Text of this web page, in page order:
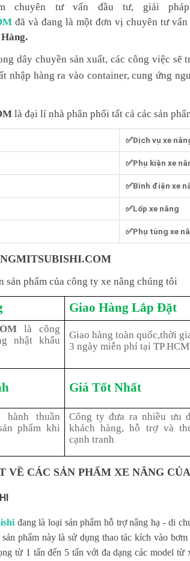
chuyên tư vấn đầu tư, giải
đã và đang là một đơn vị chuyên tư
dây chuyền sản xuất, các công việc sẽ
nhập hàng ra vào container, cung ứng
là đại lí nhà phân phối tất cả các sản
✅Dịch vụ xe
✅Phụ kiện xe
✅Bình điện xe
✅Lốp xe nâng
✅Phụ tùng xe
sản phẩm của công ty xe nâng chúng tôi
Giao Hàng Lắp Đặt
là công
nhật khẩu
Giao hàng toàn quốc,thời
3 ngày miễn phí tại TP HCM
Giá Tốt Nhất
hành thuần
phẩm khi
Công ty đưa ra nhiều ưu
khách hàng, hỗ trợ và
cạnh tranh
CÁC SẢN PHẨM XE NÂNG
đang là loại sản phẩm hỗ trợ nâng hạ - di
phẩm này là sử dụng thao tác kích vào
từ 1 tấn đến 5 tấn với đa dạng các model